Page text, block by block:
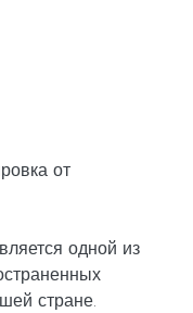
от
одной из
стране.